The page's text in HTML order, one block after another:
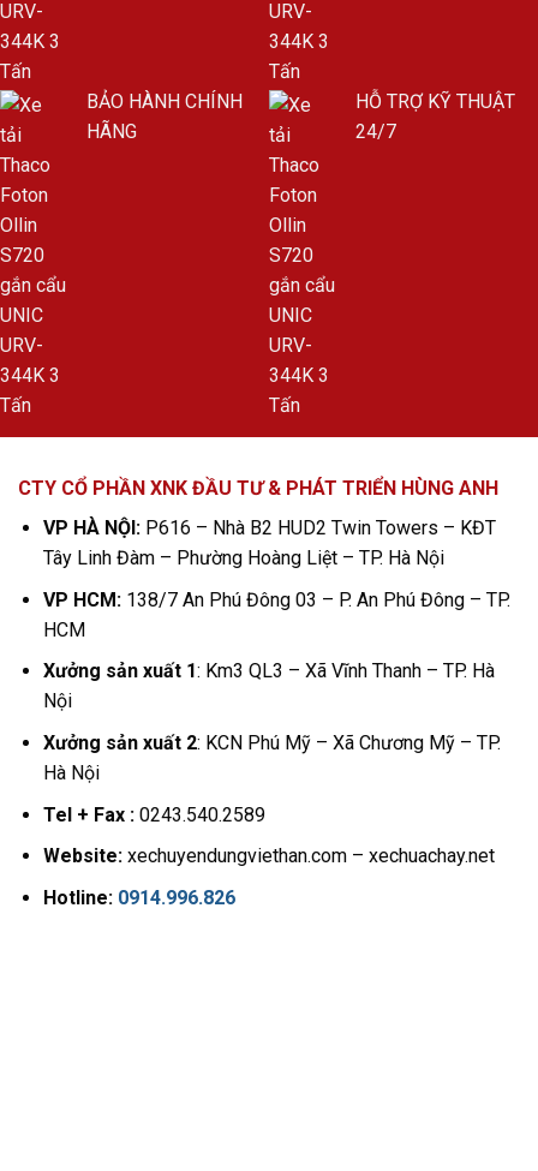
BẢO HÀNH CHÍNH
HÃNG
HỖ TRỢ KỸ THUẬT
24/7
CTY CỔ PHẦN XNK ĐẦU TƯ & PHÁT TRIỂN HÙNG ANH
VP HÀ NỘI:P616 – Nhà B2 HUD2 Twin Towers – KĐT
Tây Linh Đàm – Phường Hoàng Liệt – TP. Hà Nội
VP HCM:138/7 An Phú Đông 03 – P. An Phú Đông – TP.
HCM
Xưởng sản xuất 1: Km3 QL3 – Xã Vĩnh Thanh – TP. Hà
Nội
Xưởng sản xuất 2: KCN Phú Mỹ – Xã Chương Mỹ – TP.
Hà Nội
Tel + Fax :0243.540.2589
Website:xechuyendungviethan.com – xechuachay.net
Hotline: 0914.996.826